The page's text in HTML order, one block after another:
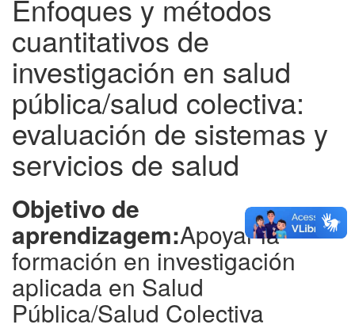
Enfoques y métodos
cuantitativos de
investigación en salud
pública/salud colectiva:
evaluación de sistemas y
servicios de salud
Objetivo de
aprendizagem:Apoyar la
formación en investigación
aplicada en Salud
Pública/Salud Colectiva